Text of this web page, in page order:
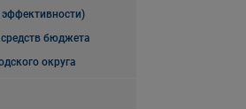
бюджета
округа